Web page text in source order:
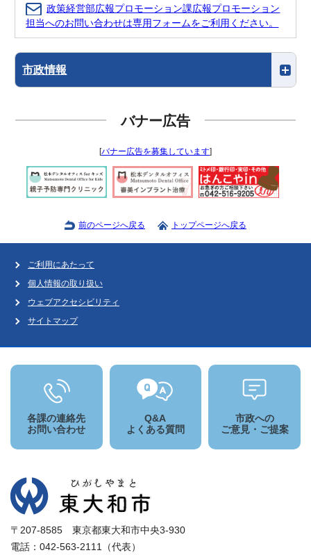
政策経営部広報プロモーション課広報プロモーション
担当へのお問い合わせは専用フォームをご利用ください。
市政情報
バナー広告
[バナー広告を募集しています]
前のページへ戻る トップページへ戻る
ご利用にあたって
個人情報の取り扱い
ウェブアクセシビリティ
サイトマップ
各課の連絡先
お問い合わせ
Q&A
よくある質問
市政への
ご意見・ご提案
〒207-8585 東京都東大和市中央3-930
電話：042-563-2111（代表）